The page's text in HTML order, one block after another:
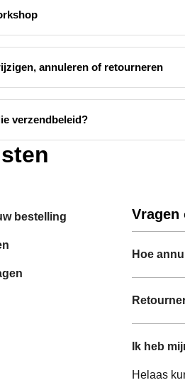
annuleren of retourneren
verzendbeleid?
bestelling Vragen
Hoe
Ik heb
Helaas